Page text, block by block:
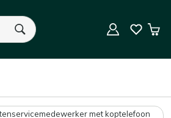
in uw winkelwagen.